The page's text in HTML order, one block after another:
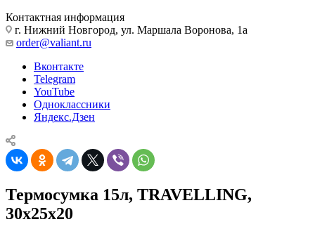
Контактная информация
г. Нижний Новгород, ул. Маршала Воронова, 1а
order@valiant.ru
Вконтакте
Telegram
YouTube
Одноклассники
Яндекс.Дзен
Термосумка 15л, TRAVELLING,
30х25х20